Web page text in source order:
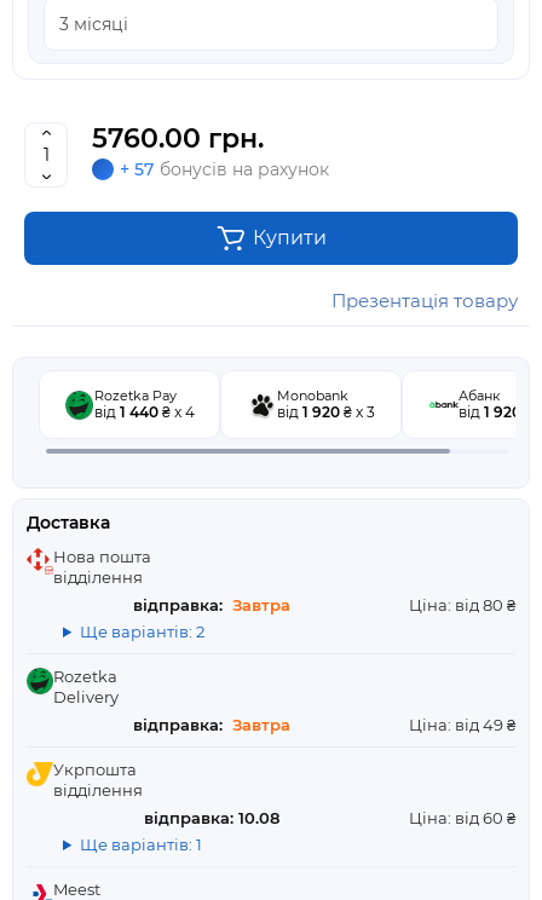
5760.00 грн.
+ 57 бонусів на рахунок
Купити
Презентація товару
Rozetka Pay
від 1 440₴ x 4
Monobank
від 1 920₴ x 3
Абанк
від 1 920
Доставка
Нова пошта
відділення
відправка: Завтра
Ціна: від 80 ₴
Ще варіантів: 2
Rozetka
Delivery
відправка: Завтра Ціна: від 49 ₴
Укрпошта
відділення
відправка: 10.08
Ціна: від 60 ₴
Ще варіантів: 1
Meest